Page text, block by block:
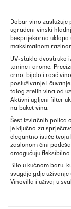
Dobar vino zaslužuje
ugrađeni vinski
besprijekorno uklapa
maksimalnom
UV-staklo dvostruko
tanine i arome.
crno, bijelo i rosé
posluživanje i
talog zrelih vina od
Aktivni ugljeni filter
na buket vina.
Šest izvlačnih polica
je ključno za
elegantno ističe tvoju
zaslonom čini
omogućuju
Bilo u kućnom baru,
svugdje gdje
Vinovilla i uživaj u